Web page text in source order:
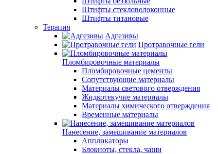
Штифты стекловолоконные
Штифты титановые
Терапия
Адгезивы
Протравочные гели
Пломбировочные материалы
Пломбировочные цементы
Сопутствующие материалы
Материалы светового отверждения
Жидкотекучие материалы
Материалы химического отверждения
Временные материалы
Нанесение, замешивание материалов
Аппликаторы
Блокноты, стекла, чаши